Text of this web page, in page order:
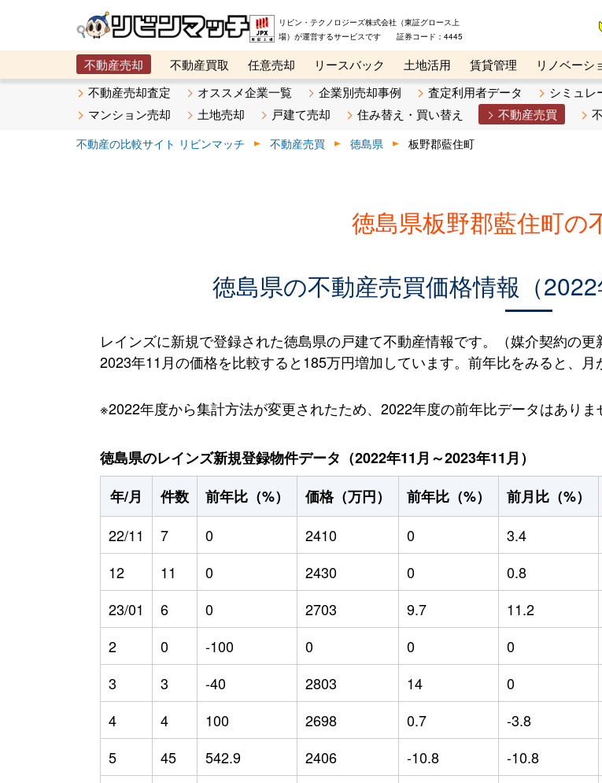
リビン・テクノロジーズ株式会社（東証グロース上
場）が運営するサービスです 証券コード：4445
不動産売却 不動産買取 任意売却 リースバック 土地活用 賃貸管理 リノベーシ
メタ住宅展示場
ベスト不動産カンパニー オンライン講座 リビンマガジンBiz 不動産売
不動産売却査定 オススメ企業一覧 企業別売却事例 査定利用者データ
シミュレ
マンション売却
土地売却 戸建て売却 住み替え・買い替え 不動産売買
不動産の比較サイト リビンマッチ 不動産売買 徳島県 板野郡藍住町
徳島県板野郡藍住町の
徳島県の不動産売買価格情報（2022
レインズに新規で登録された徳島県の戸建て不動産情報です。（媒介契約の
2023年11月の価格を比較すると185万円増加しています。前年比をみると、月
※2022年度から集計方法が変更されたため、2022年度の前年比データはありま
徳島県のレインズ新規登録物件データ（2022年11月～2023年11月）
年/月
件数 前年比（%） 価格（万円） 前年比（%） 前月比（%）
22/11
7 0 2410 0 3.4
12
11 0 2430 0 0.8
23/01
6 0 2703 9.7 11.2
2
0 -100 0 0 0
3
3 -40 2803 14 0
4
4 100 2698 0.7 -3.8
5
45 542.9 2406 -10.8 -10.8